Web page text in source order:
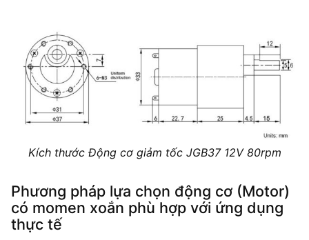
Kích thước Động cơ giảm tốc JGB37 12V 80rpm
Phương pháp lựa chọn động cơ (Motor)
có momen xoắn phù hợp với ứng dụng
thực tế